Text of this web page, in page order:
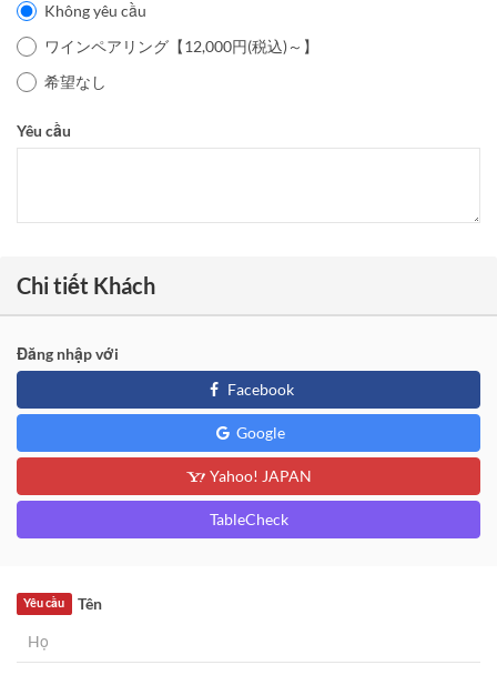
Không yêu cầu
ワインペアリング【12,000円(税込)～】
希望なし
Yêu cầu
Chi tiết Khách
Đăng nhập với
Facebook
Google
Yahoo! JAPAN
TableCheck
Tên
Yêu cầu